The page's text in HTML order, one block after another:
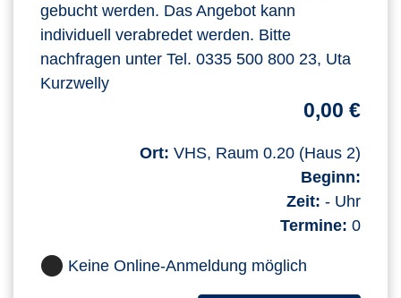
gebucht werden. Das Angebot kann
individuell verabredet werden. Bitte
nachfragen unter Tel. 0335 500 800 23, Uta
Kurzwelly
0,00 €
Ort: VHS, Raum 0.20 (Haus 2)
Beginn:
Zeit: - Uhr
Termine: 0
Keine Online-Anmeldung möglich